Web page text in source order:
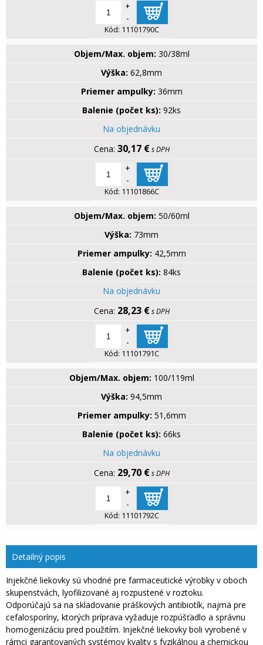
+
-
Kód: 11101790C
Objem/Max. objem: 30/38ml
Výška: 62,8mm
Priemer ampulky: 36mm
Balenie (počet ks): 92ks
Na objednávku
30,17 € s DPH
+
-
Kód: 11101866C
Objem/Max. objem: 50/60ml
Výška: 73mm
Priemer ampulky: 42,5mm
Balenie (počet ks): 84ks
Na objednávku
28,23 € s DPH
+
-
Kód: 11101791C
Objem/Max. objem: 100/119ml
Výška: 94,5mm
Priemer ampulky: 51,6mm
Balenie (počet ks): 66ks
Na objednávku
29,70 € s DPH
+
-
Kód: 11101792C
Detailný popis
Injekčné liekovky sú vhodné pre farmaceutické výrobky v oboch
skupenstvách, lyofilizované aj rozpustené v roztoku.
Odporúčajú sa na skladovanie práškových antibiotík, najmä pre
cefalosporíny, ktorých príprava vyžaduje rozpúšťadlo a správnu
homogenizáciu pred použitím. Injekčné liekovky boli vyrobené v
rámci garantovaných systémov kvality s fyzikálnou a chemickou